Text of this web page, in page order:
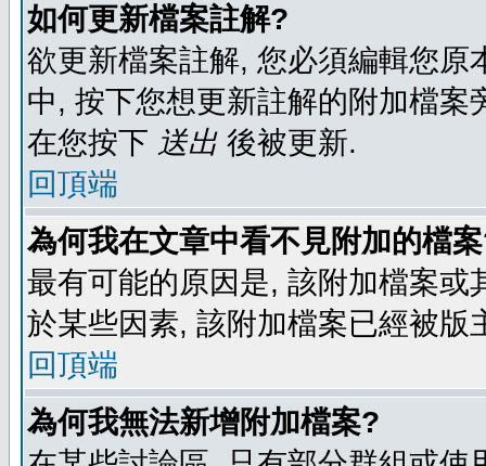
如何更新檔案註解?
欲更新檔案註解, 您必須編輯您
中, 按下您想更新註解的附加檔案
在您按下 送出 後被更新.
回頂端
為何我在文章中看不見附加的檔
最有可能的原因是, 該附加檔案
於某些因素, 該附加檔案已經被版
回頂端
為何我無法新增附加檔案?